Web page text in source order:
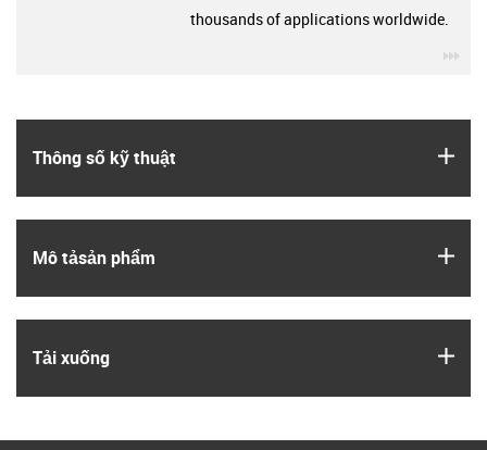
Thông số kỹ thuật
Mô tả­sản phẩm
Tải xuống
thousands of applications worldwide.